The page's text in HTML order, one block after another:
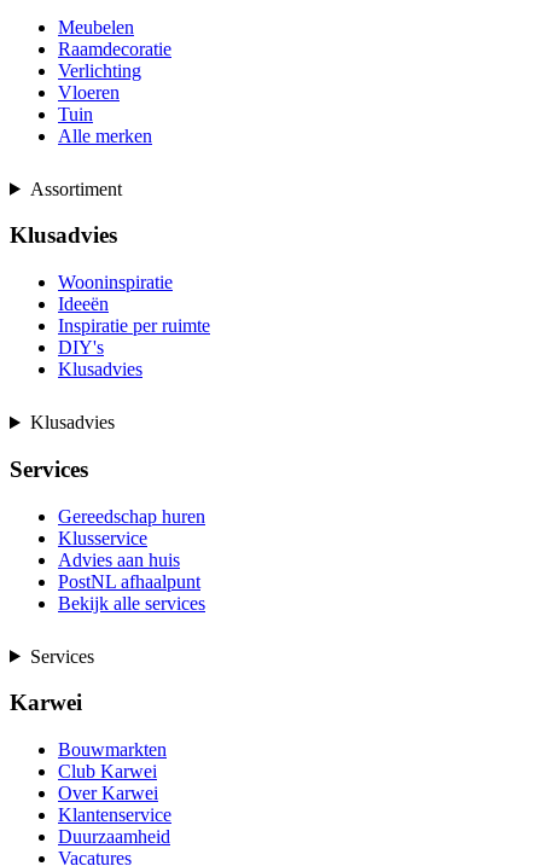
Meubelen
Raamdecoratie
Verlichting
Vloeren
Tuin
Alle merken
Assortiment
Klusadvies
Wooninspiratie
Ideeën
Inspiratie per ruimte
DIY's
Klusadvies
Klusadvies
Services
Gereedschap huren
Klusservice
Advies aan huis
PostNL afhaalpunt
Bekijk alle services
Services
Karwei
Bouwmarkten
Club Karwei
Over Karwei
Klantenservice
Duurzaamheid
Vacatures